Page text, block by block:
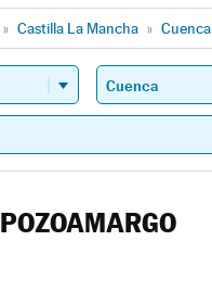
» Castilla La Mancha » Cuenca
POZOAMARGO